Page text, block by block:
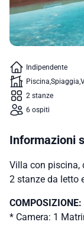
Indipendente
Piscina Spiaggia
2 stanze
6 ospiti
Informazioni
Villa con piscina,
2 stanze da letto
COMPOSIZIONE:
* Camera: 1